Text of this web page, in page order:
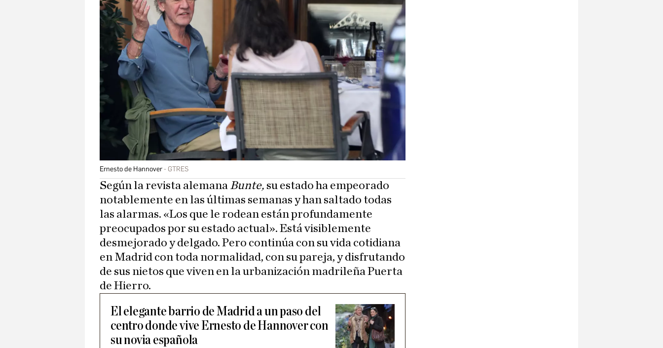
Ernesto de Hannover GTRES
Según la revista alemana Bunte, su estado ha empeorado
notablemente en las últimas semanas y han saltado todas
las alarmas. «Los que le rodean están profundamente
preocupados por su estado actual». Está visiblemente
desmejorado y delgado. Pero continúa con su vida cotidiana
en Madrid con toda normalidad, con su pareja, y disfrutando
de sus nietos que viven en la urbanización madrileña Puerta
de Hierro.
El elegante barrio de Madrid a un paso del
centro donde vive Ernesto de Hannover con
su novia española